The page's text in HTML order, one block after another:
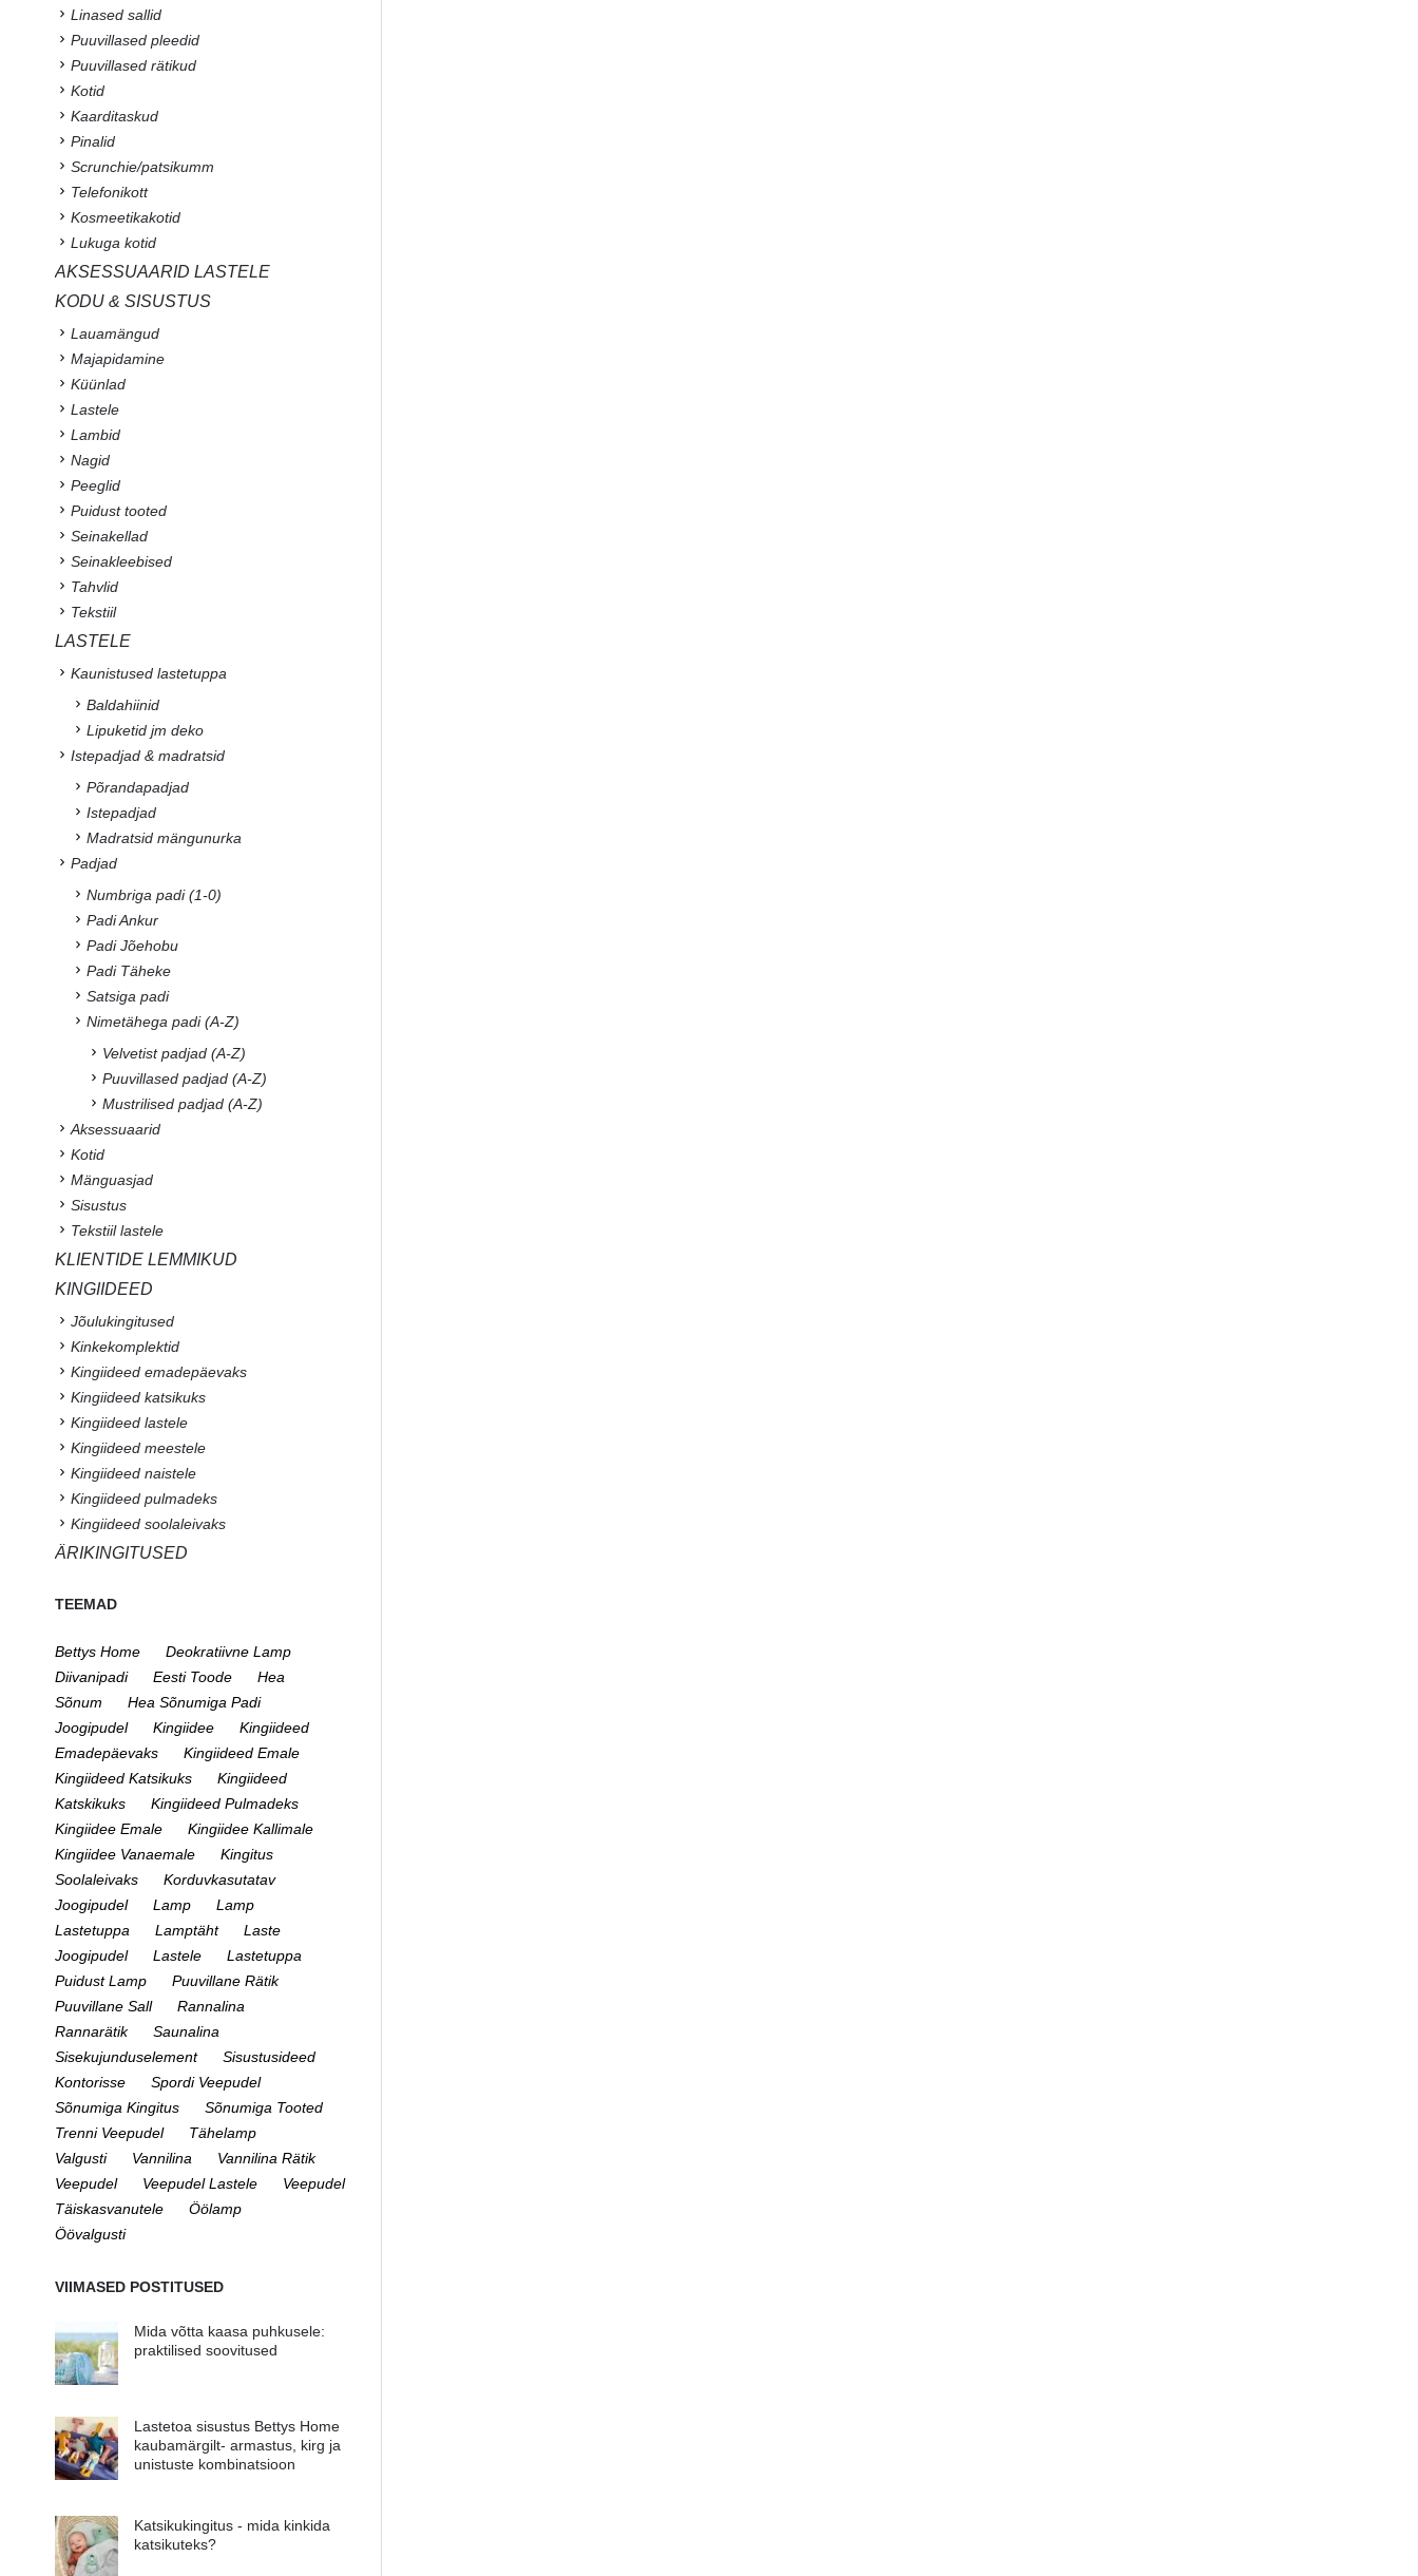
Linased sallid
Puuvillased pleedid
Puuvillased rätikud
Kotid
Kaarditaskud
Pinalid
Scrunchie/patsikumm
Telefonikott
Kosmeetikakotid
Lukuga kotid
AKSESSUAARID LASTELE
KODU & SISUSTUS
Lauamängud
Majapidamine
Küünlad
Lastele
Lambid
Nagid
Peeglid
Puidust tooted
Seinakellad
Seinakleebised
Tahvlid
Tekstiil
LASTELE
Kaunistused lastetuppa
Baldahiinid
Lipuketid jm deko
Istepadjad & madratsid
Põrandapadjad
Istepadjad
Madratsid mängunurka
Padjad
Numbriga padi (1-0)
Padi Ankur
Padi Jõehobu
Padi Täheke
Satsiga padi
Nimetähega padi (A-Z)
Velvetist padjad (A-Z)
Puuvillased padjad (A-Z)
Mustrilised padjad (A-Z)
Aksessuaarid
Kotid
Mänguasjad
Sisustus
Tekstiil lastele
KLIENTIDE LEMMIKUD
KINGIIDEED
Jõulukingitused
Kinkekomplektid
Kingiideed emadepäevaks
Kingiideed katsikuks
Kingiideed lastele
Kingiideed meestele
Kingiideed naistele
Kingiideed pulmadeks
Kingiideed soolaleivaks
ÄRIKINGITUSED
TEEMAD
Bettys Home
Deokratiivne Lamp
Diivanipadi
Eesti Toode
Hea
Sõnum
Hea Sõnumiga Padi
Joogipudel
Kingiidee
Kingiideed
Emadepäevaks
Kingiideed Emale
Kingiideed Katsikuks
Kingiideed
Katskikuks
Kingiideed Pulmadeks
Kingiidee Emale
Kingiidee Kallimale
Kingiidee Vanaemale
Kingitus
Soolaleivaks
Korduvkasutatav
Joogipudel
Lamp
Lamp
Lastetuppa
Lamptäht
Laste
Joogipudel
Lastele
Lastetuppa
Puidust Lamp
Puuvillane Rätik
Puuvillane Sall
Rannalina
Rannarätik
Saunalina
Sisekujunduselement
Sisustusideed
Kontorisse
Spordi Veepudel
Sõnumiga Kingitus
Sõnumiga Tooted
Trenni Veepudel
Tähelamp
Valgusti
Vannilina
Vannilina Rätik
Veepudel
Veepudel Lastele
Veepudel
Täiskasvanutele
Öölamp
Öövalgusti
VIIMASED POSTITUSED
Mida võtta kaasa puhkusele:
praktilised soovitused
Lastetoa sisustus Bettys Home
kaubamärgilt- armastus, kirg ja
unistuste kombinatsioon
Katsikukingitus - mida kinkida
katsikuteks?